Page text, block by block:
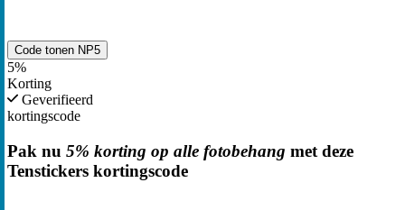
Code tonen NP5
5%
Korting
Geverifieerd
kortingscode
Pak nu 5% korting op alle fotobehang met deze
Tenstickers kortingscode